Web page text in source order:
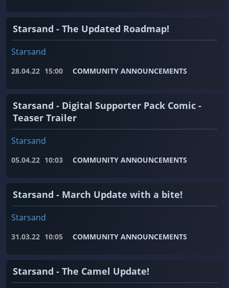
Starsand - The Updated Roadmap!
Starsand
28.04.22 15:00 COMMUNITY ANNOUNCEMENTS
Starsand - Digital Supporter Pack Comic -
Teaser Trailer
Starsand
05.04.22 10:03 COMMUNITY ANNOUNCEMENTS
Starsand - March Update with a bite!
Starsand
31.03.22 10:05 COMMUNITY ANNOUNCEMENTS
Starsand - The Camel Update!